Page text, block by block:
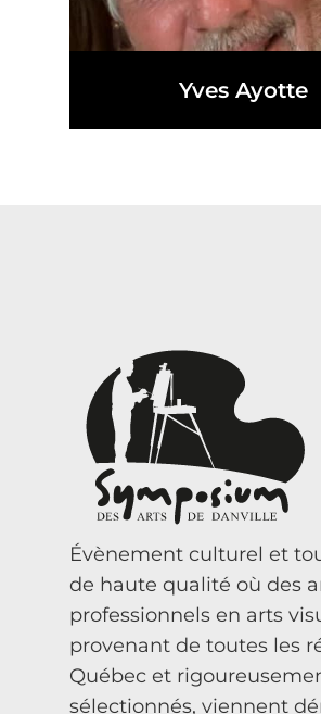
Yves Ayotte
Évènement culturel et
de haute qualité où des
professionnels en arts
provenant de toutes les
Québec et
sélectionnés, viennent